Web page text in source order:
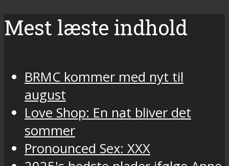
Mest læste indhold
BRMC kommer med nyt til
august
Love Shop: En nat bliver det
sommer
Pronounced Sex: XXX